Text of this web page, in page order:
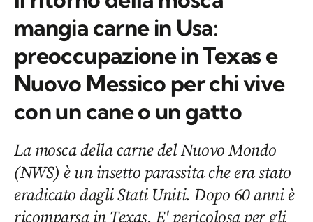
mangia carne in Usa:
preoccupazione in Texas e
Nuovo Messico per chi vive
con un cane o un gatto
La mosca della carne del Nuovo Mondo
(NWS) è un insetto parassita che era stato
eradicato dagli Stati Uniti. Dopo 60 anni è
ricomparsa in Texas. E' pericolosa per gli